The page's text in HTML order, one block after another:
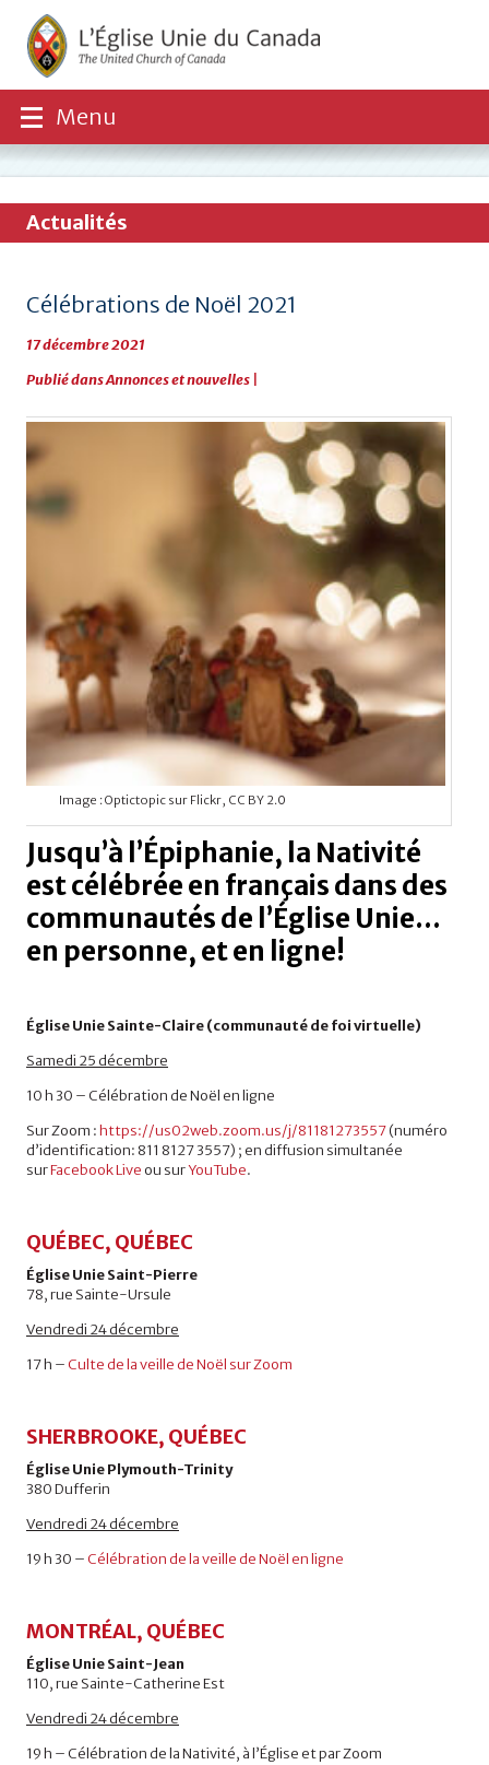
Menu
Actualités
Célébrations de Noël 2021
17 décembre 2021
Publié dansAnnonces et nouvelles
Image : Optictopic sur Flickr, CC BY 2.0
Jusqu’à l’Épiphanie, la Nativité
est célébrée en français dans des
communautés de l’Église Unie…
en personne, et en ligne!
Église Unie Sainte-Claire (communauté de foi virtuelle)
Samedi 25 décembre
10 h 30 – Célébration de Noël en ligne
Sur Zoom :https://us02web.zoom.us/j/81181273557(numéro
d’identification: 811 8127 3557) ; en diffusion simultanée
surFacebook Live ou surYouTube.
QUÉBEC, QUÉBEC
Église Unie Saint-Pierre
78, rue Sainte-Ursule
Vendredi 24 décembre
17 h –Culte de la veille de Noël sur Zoom
SHERBROOKE, QUÉBEC
Église Unie Plymouth-Trinity
380 Dufferin
Vendredi 24 décembre
19 h 30 –Célébration de la veille de Noël en ligne
MONTRÉAL, QUÉBEC
Église Unie Saint-Jean
110, rue Sainte-Catherine Est
Vendredi 24 décembre
19 h – Célébration de la Nativité, à l’Église et par Zoom